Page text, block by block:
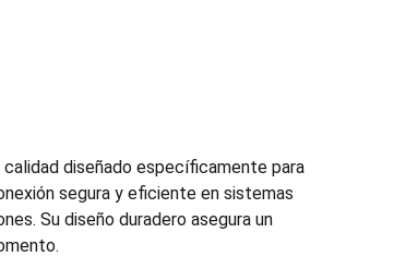
diseñado específicamente para
segura y eficiente en sistemas
Su diseño duradero asegura un